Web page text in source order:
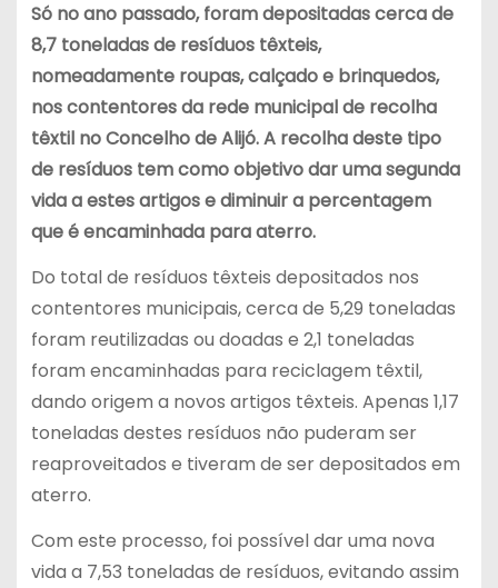
Só no ano passado, foram depositadas cerca de
8,7 toneladas de resíduos têxteis,
nomeadamente roupas, calçado e brinquedos,
nos contentores da rede municipal de recolha
têxtil no Concelho de Alijó. A recolha deste tipo
de resíduos tem como objetivo dar uma segunda
vida a estes artigos e diminuir a percentagem
que é encaminhada para aterro.
Do total de resíduos têxteis depositados nos
contentores municipais, cerca de 5,29 toneladas
foram reutilizadas ou doadas e 2,1 toneladas
foram encaminhadas para reciclagem têxtil,
dando origem a novos artigos têxteis. Apenas 1,17
toneladas destes resíduos não puderam ser
reaproveitados e tiveram de ser depositados em
aterro.
Com este processo, foi possível dar uma nova
vida a 7,53 toneladas de resíduos, evitando assim